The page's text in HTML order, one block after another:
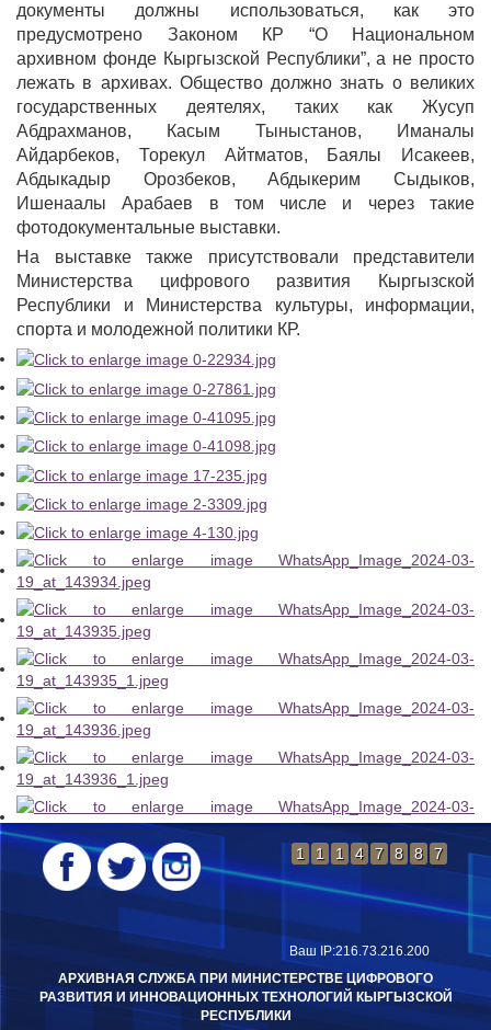
документы должны использоваться, как это
предусмотрено Законом КР “О Национальном
архивном фонде Кыргызской Республики”, а не просто
лежать в архивах. Общество должно знать о великих
государственных деятелях, таких как Жусуп
Абдрахманов, Касым Тыныстанов, Иманалы
Айдарбеков, Торекул Айтматов, Баялы Исакеев,
Абдыкадыр Орозбеков, Абдыкерим Сыдыков,
Ишенаалы Арабаев в том числе и через такие
фотодокументальные выставки.
На выставке также присутствовали представители
Министерства цифрового развития Кыргызской
Республики и Министерства культуры, информации,
спорта и молодежной политики КР.
1 1 1 4 7 8 8 7
Ваш IP:216.73.216.200
АРХИВНАЯ СЛУЖБА ПРИ МИНИСТЕРСТВЕ ЦИФРОВОГО
РАЗВИТИЯ И ИННОВАЦИОННЫХ ТЕХНОЛОГИЙ КЫРГЫЗСКОЙ
РЕСПУБЛИКИ